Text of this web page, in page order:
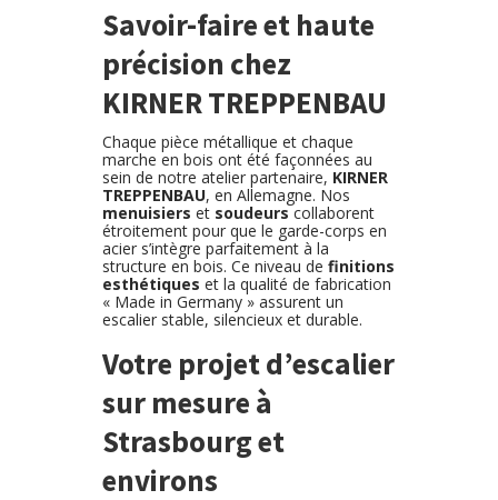
Savoir-faire et haute
précision chez
KIRNER TREPPENBAU
Chaque pièce métallique et chaque
marche en bois ont été façonnées au
sein de notre atelier partenaire, KIRNER
TREPPENBAU, en Allemagne. Nos
menuisiers et soudeurscollaborent
étroitement pour que le garde-corps en
acier s’intègre parfaitement à la
structure en bois. Ce niveau definitions
esthétiques et la qualité de fabrication
« Made in Germany » assurent un
escalier stable, silencieux et durable.
Votre projet d’escalier
sur mesure à
Strasbourg et
environs